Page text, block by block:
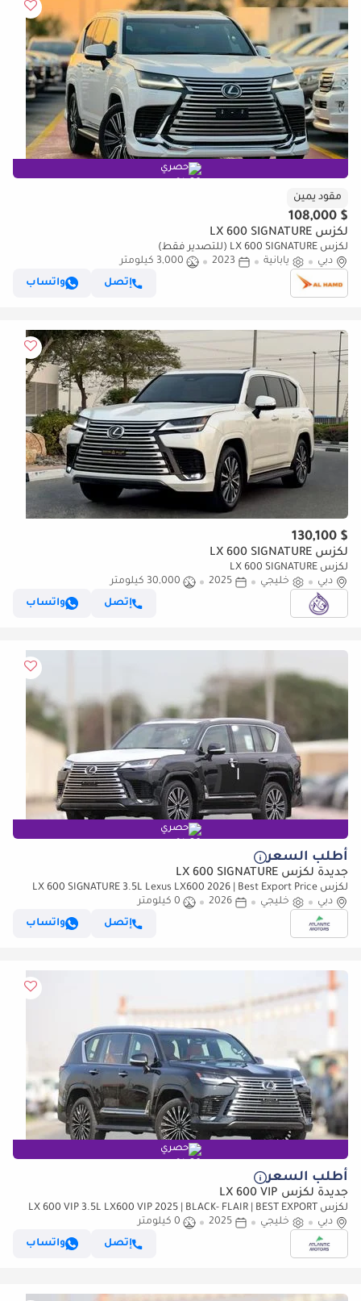
حصري
مقود يمين
$ 108,000
لكزس LX 600 SIGNATURE
لكزس LX 600 SIGNATURE (للتصدير فقط)
دبي
يابانية 2023
3,000 كيلومتر
إتصل
واتساب
$ 130,100
لكزس LX 600 SIGNATURE
لكزس LX 600 SIGNATURE
دبي
خليجي 2025
30,000 كيلومتر
إتصل
واتساب
حصري
أطلب السعر
جديدة لكزس LX 600 SIGNATURE
لكزس LX 600 SIGNATURE 3.5L Lexus LX600 2026 | Best Export Price
(للتصدير فقط)
دبي خليجي 2026
0 كيلومتر
إتصل
واتساب
حصري
أطلب السعر
جديدة لكزس LX 600 VIP
لكزس LX 600 VIP 3.5L LX600 VIP 2025 | BLACK- FLAIR | BEST EXPORT
PRICE (للتصدير فقط)
دبي خليجي 2025
0 كيلومتر
إتصل
واتساب